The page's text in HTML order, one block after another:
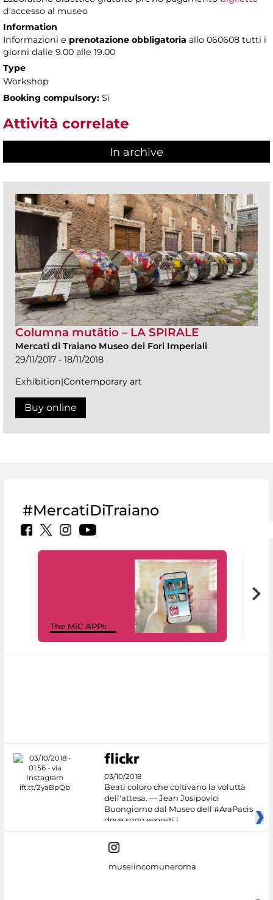
d'accesso al museo
Information
Informazioni e prenotazione obbligatoria allo 060608 tutti i
giorni dalle 9.00 alle 19.00
Type
Workshop
Booking compulsory: Sì
Attività correlate
In archive
Columna mutãtio – LA SPIRALE
Mercati di Traiano Museo dei Fori Imperiali
29/11/2017 - 18/11/2018
Exhibition|Contemporary art
Buy online
#MercatiDiTraiano
The MiC APPs
03/10/2018
Beati coloro che coltivano la voluttà
dell'attesa. — Jean Josipovici
Buongiorno dal Museo dell'#AraPacis
dove sono esposti i
museiincomuneroma